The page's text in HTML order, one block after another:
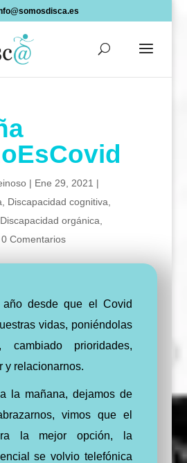
| Ene 29, 2021 |
Discapacidad cognitiva
Discapacidad orgánica
0 Comentarios
año desde que el Covid
vidas, poniéndolas
cambiado prioridades,
y relacionarnos.
la mañana, dejamos de
vimos que el
la mejor opción, la
se volvio telefónica